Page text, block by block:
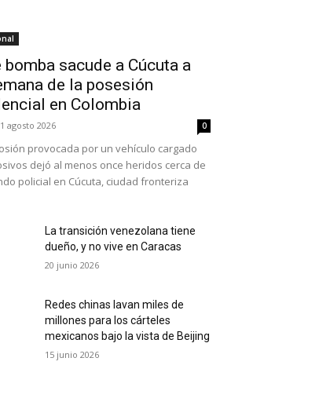
bomba sacude a Cúcuta a
de la posesión
en Colombia
1 agosto 2026 0
provocada por un vehículo cargado
dejó al menos once heridos cerca de
policial en Cúcuta, ciudad fronteriza
La transición venezolana tiene
dueño, y no vive en Caracas
20 junio 2026
Redes chinas lavan miles de
millones para los cárteles
mexicanos bajo la vista de Beijing
15 junio 2026